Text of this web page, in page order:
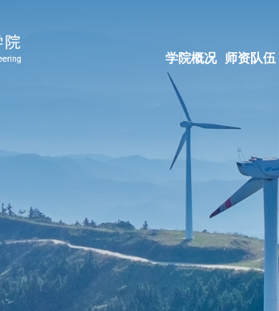
学院概况 师资队伍